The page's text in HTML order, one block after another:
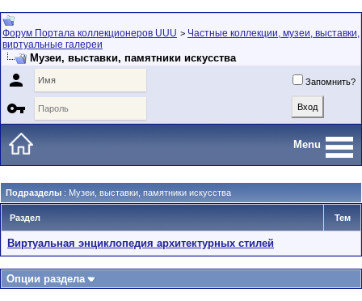
Форум Портала коллекционеров UUU > Частные коллекции, музеи, выставки,
виртуальные галереи
Музеи, выставки, памятники искусства
 Запомнить?

Menu
Подразделы : Музеи, выставки, памятники искусства
Раздел Тем
Виртуальная энциклопедия архитектурных стилей
Опции раздела